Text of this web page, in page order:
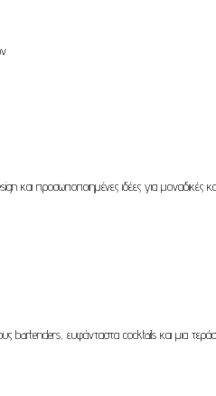
προσωποποιημένες ιδέες για μοναδικές
bartenders, ευφάνταστα cocktails και μια